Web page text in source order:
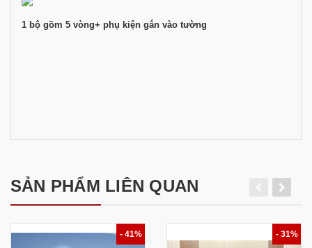
1 bộ gồm 5 vòng+ phụ kiện gắn vào tường
SẢN PHẨM LIÊN QUAN
- 41% - 31%